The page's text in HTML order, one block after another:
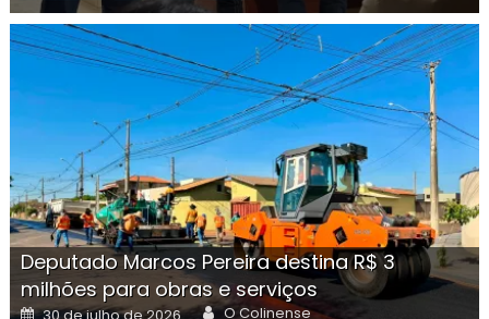
Deputado Marcos Pereira destina R$ 3
milhões para obras e serviços
Posted Author
O Colinense